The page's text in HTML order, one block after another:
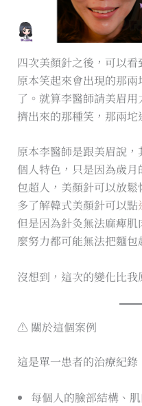
四次美顏針之後，可以看
原本笑起來會出現的那
了。就算李醫師請美眉
擠出來的那種笑，那兩坨
原本李醫師是跟美眉說
個人特色，只是因為歲
包超人，美顏針可以放
多了解韓式美顏針可以點
但是因為針灸無法麻痺
麼努力都可能無法把麵包
沒想到，這次的變化比我
⚠️ 關於這個案例
這是單一患者的治療紀錄
每個人的臉部結構、